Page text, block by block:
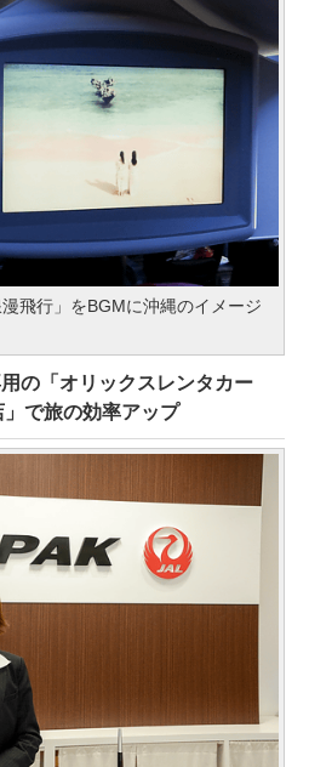
飛行」をBGMに沖縄のイメージ
の「オリックスレンタカー
で旅の効率アップ